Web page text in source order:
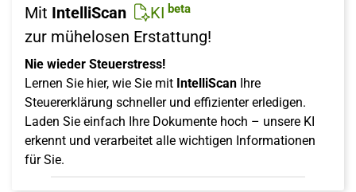
Mit IntelliScan KI beta
zur mühelosen Erstattung!
Nie wieder Steuerstress!
Lernen Sie hier, wie Sie mit IntelliScan Ihre
Steuererklärung schneller und effizienter erledigen.
Laden Sie einfach Ihre Dokumente hoch – unsere KI
erkennt und verarbeitet alle wichtigen Informationen
für Sie.